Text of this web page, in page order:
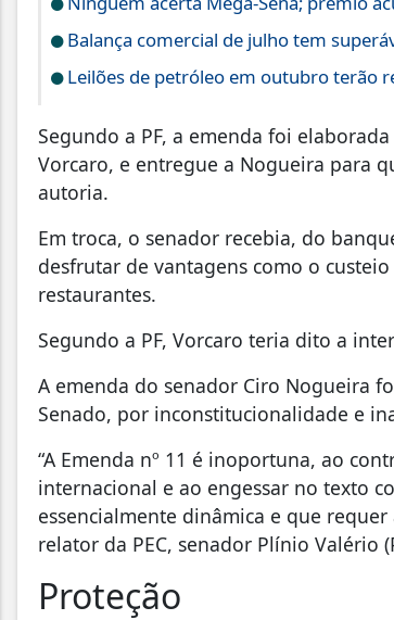
Balança comercial de julho tem
Leilões de petróleo em outubro terão
Segundo a PF, a emenda foi
Vorcaro, e entregue a Nogueira para
autoria.
Em troca, o senador recebia, do
desfrutar de vantagens como o
restaurantes.
Segundo a PF, Vorcaro teria dito a
A emenda do senador Ciro Nogueira
Senado, por inconstitucionalidade e
“A Emenda nº 11 é inoportuna, ao
internacional e ao engessar no texto
essencialmente dinâmica e que
relator da PEC, senador Plínio Valério
Proteção